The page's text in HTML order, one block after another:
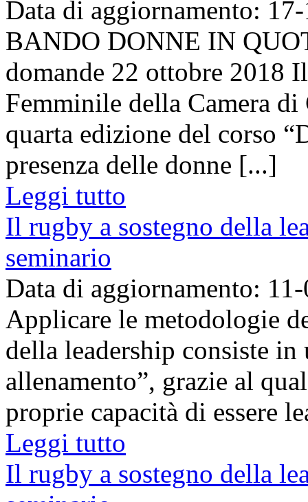
Data di aggiornamento:
BANDO DONNE IN
domande 22 ottobre 2018
Femminile della Camera
quarta edizione del corso
presenza delle donne [...]
Leggi tutto
Il rugby a sostegno della
seminario
Data di aggiornamento:
Applicare le metodologie
della leadership consiste
allenamento”, grazie al
proprie capacità di essere
Leggi tutto
Il rugby a sostegno della